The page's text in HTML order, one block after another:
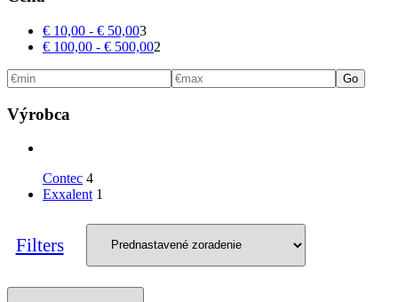
€ 10,00 - € 50,003
€ 100,00 - € 500,002
Go
Výrobca
Contec 4
Exxalent 1
Filters